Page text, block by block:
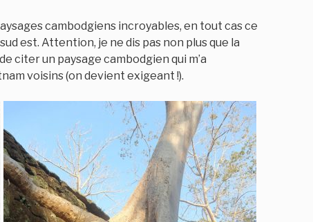
cambodgiens incroyables, en tout cas ce
est. Attention, je ne dis pas non plus que la
citer un paysage cambodgien qui m’a
voisins (on devient exigeant !).